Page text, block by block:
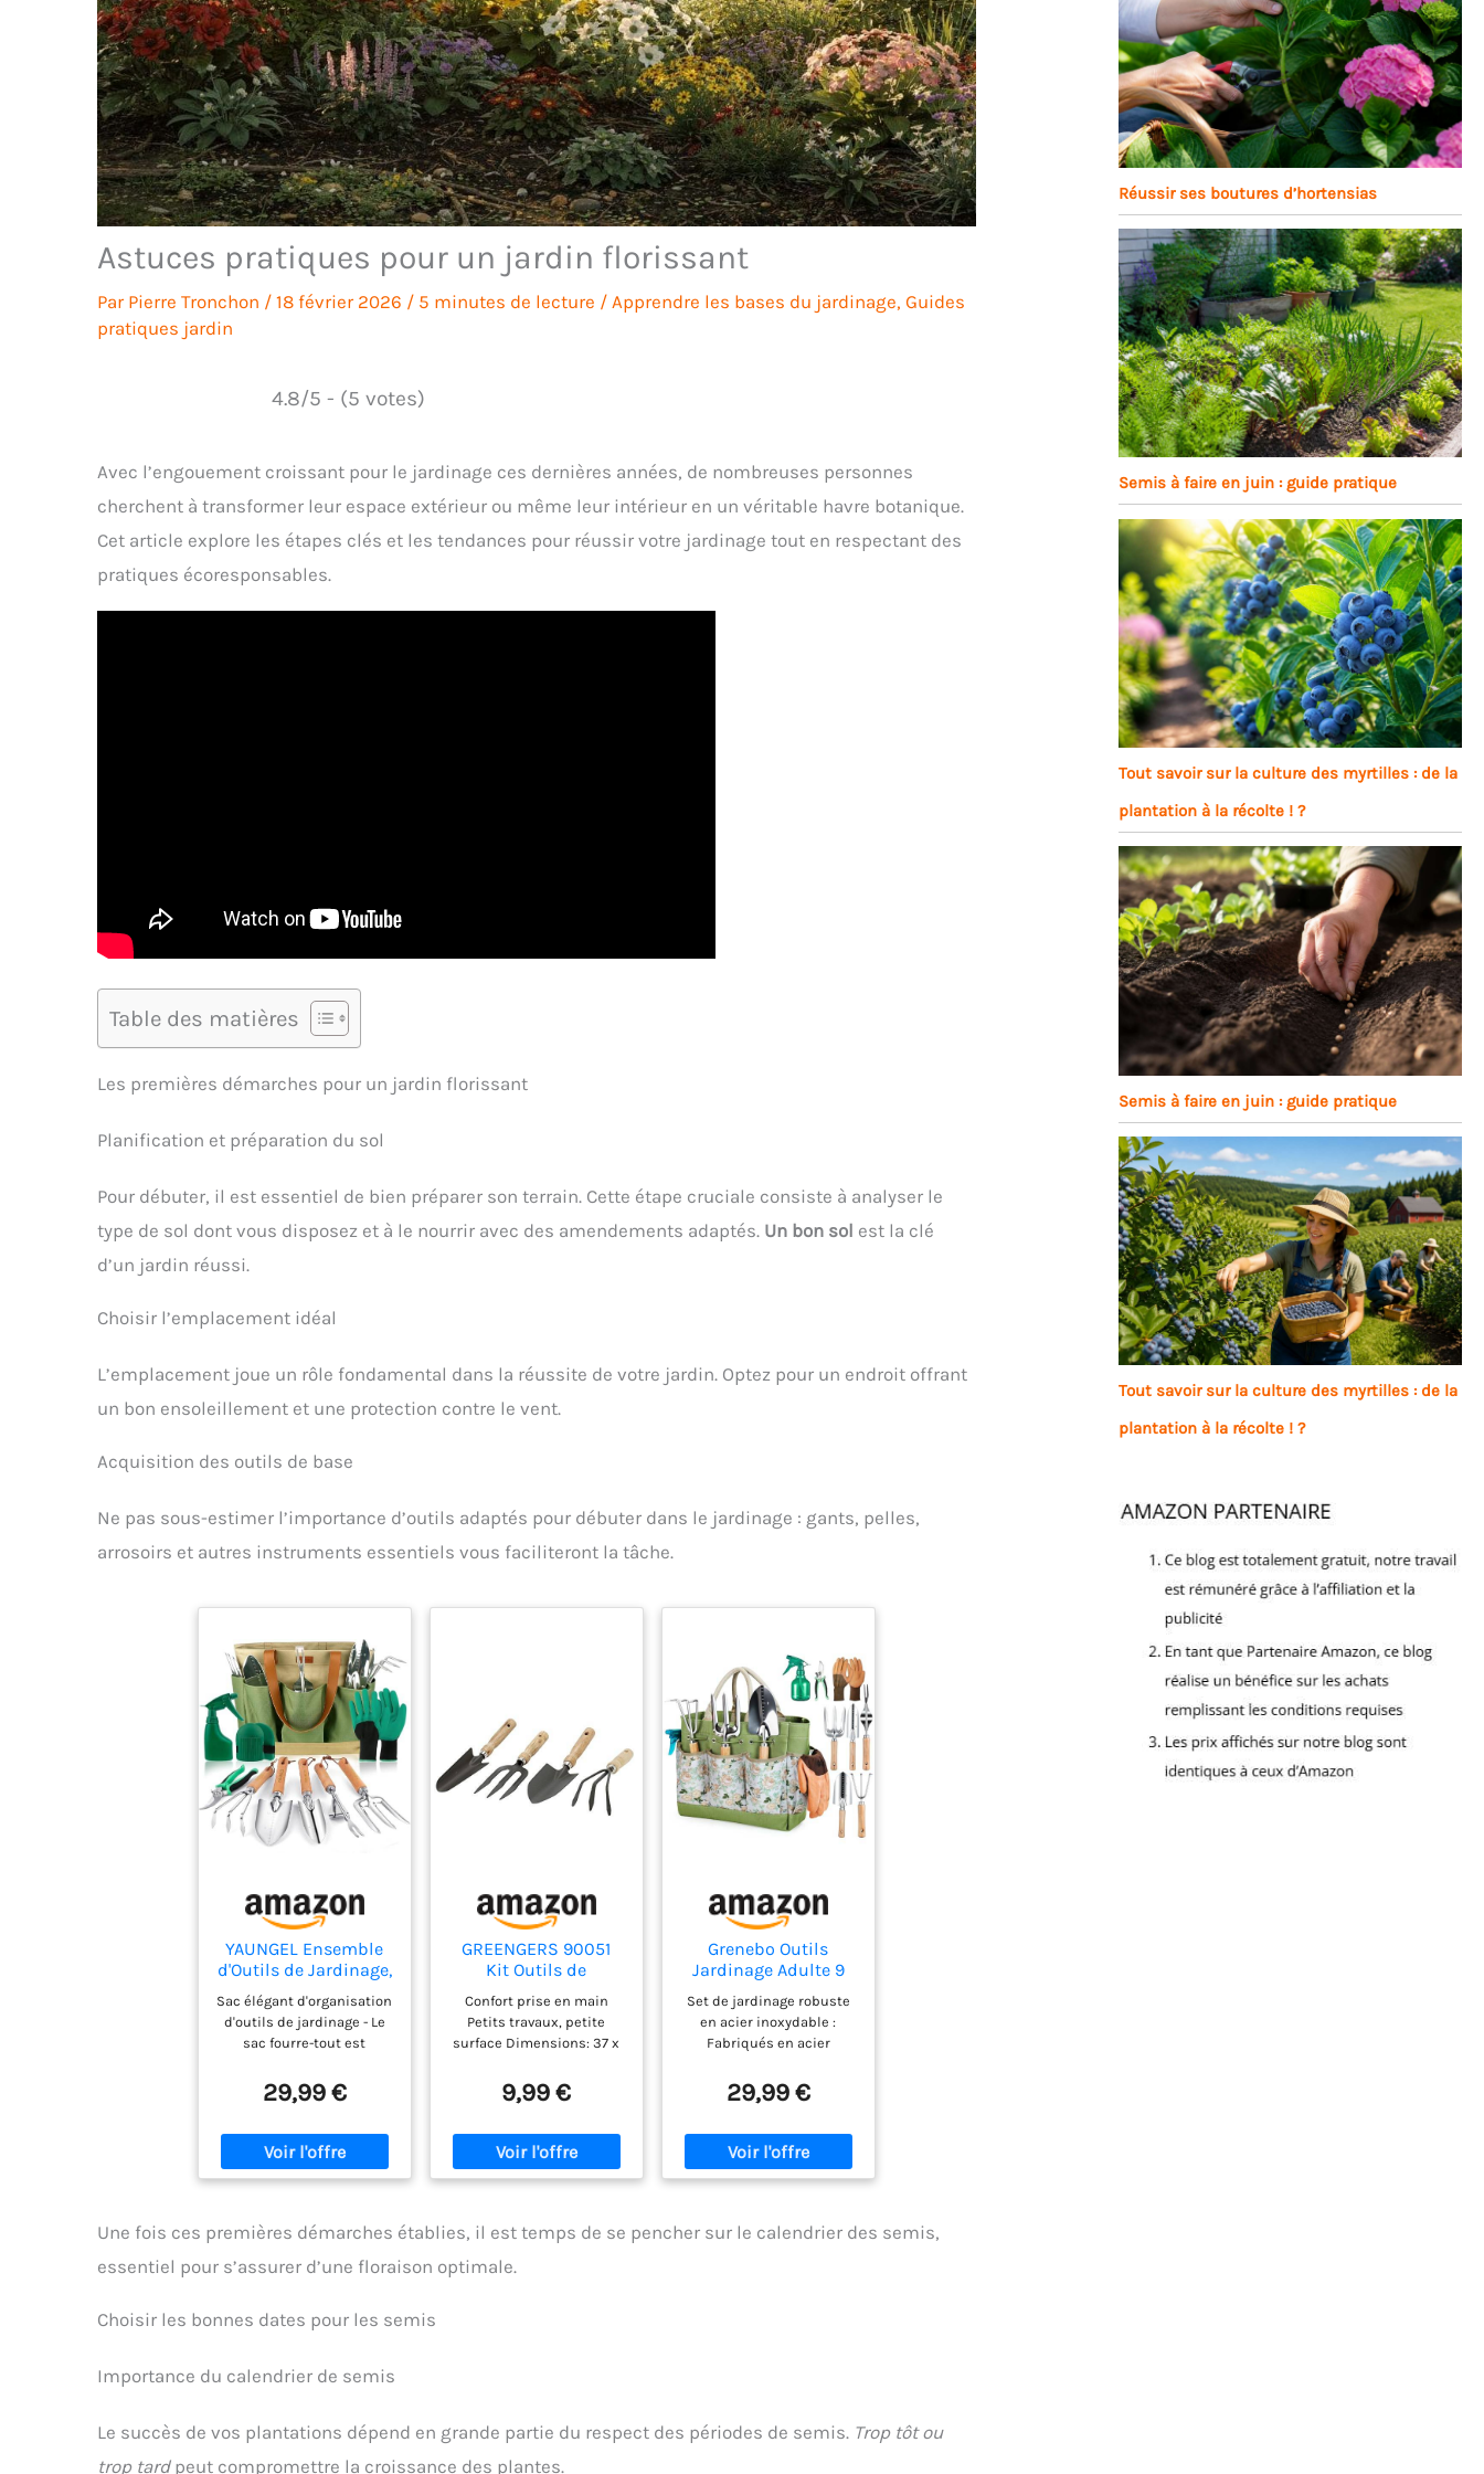
Astuces pratiques pour un jardin florissant
Par Pierre Tronchon / 18 février 2026 / 5 minutes de lecture / Apprendre les bases du jardinage, Guides
pratiques jardin
4.8/5 - (5 votes)
Avec l’engouement croissant pour le jardinage ces dernières années, de nombreuses personnes
cherchent à transformer leur espace extérieur ou même leur intérieur en un véritable havre botanique.
Cet article explore les étapes clés et les tendances pour réussir votre jardinage tout en respectant des
pratiques écoresponsables.
Table des matières
Les premières démarches pour un jardin florissant
Planification et préparation du sol
Pour débuter, il est essentiel de bien préparer son terrain. Cette étape cruciale consiste à analyser le
type de sol dont vous disposez et à le nourrir avec des amendements adaptés. Un bon sol est la clé
d’un jardin réussi.
Choisir l’emplacement idéal
L’emplacement joue un rôle fondamental dans la réussite de votre jardin. Optez pour un endroit offrant
un bon ensoleillement et une protection contre le vent.
Acquisition des outils de base
Ne pas sous-estimer l’importance d’outils adaptés pour débuter dans le jardinage : gants, pelles,
arrosoirs et autres instruments essentiels vous faciliteront la tâche.
YAUNGEL Ensemble
d'Outils de Jardinage,
10 Pièces en Acier
Inoxydable à Usage
intensif avec poignée
en Bois
Cadeaux pour Les
Hommes, Vert
Sac élégant d'organisation
d'outils de jardinage - Le
sac fourre-tout est
600D durable et en
polyester avec un
Très grand espace pour
ranger tous les outils.
inoxydable robuste
racines, aux roches et au
robustes que l'aluminium
et de la rupture pendant
désherbage, etc. Le
processus de polissage
miroir permet à l'outil
29,99 €
GREENGERS 90051
Kit Outils de
Jardinage 4 Pièces –
Ensemble Balcon et
Petites Surfaces –
Pelle à Terreau
à Fleurs Fourche –
Confort prise en main
Petits travaux, petite
surface Dimensions: 37 x
9,99 €
Grenebo Outils
Jardinage Adulte 9
Pièces Sac Jardinage
Acier Inoxydable
Set de jardinage robuste
en acier inoxydable :
Fabriqués en acier
ces outils de jardinage en
acier inoxydable sont
pas. De plus, avec un
matériau de qualité
déforment à peine. Un
tout ce dont vous avez
besoin pour l'entretien
29,99 €
Une fois ces premières démarches établies, il est temps de se pencher sur le calendrier des semis,
essentiel pour s’assurer d’une floraison optimale.
Choisir les bonnes dates pour les semis
Importance du calendrier de semis
Le succès de vos plantations dépend en grande partie du respect des périodes de semis. Trop tôt ou
trop tardpeut compromettre la croissance des plantes.
Réussir ses boutures d’hortensias
Semis à faire en juin : guide pratique
Tout savoir sur la culture des myrtilles : de la
plantation à la récolte ! ?
Semis à faire en juin : guide pratique
Tout savoir sur la culture des myrtilles : de la
plantation à la récolte ! ?